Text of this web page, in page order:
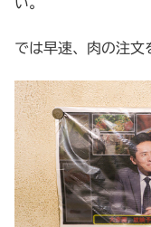
では早速、肉の注文